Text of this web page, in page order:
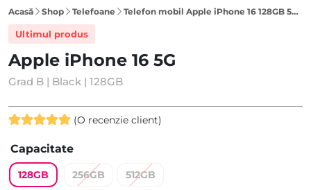
Acasă Shop Telefoane Telefon mobil Apple iPhone 16 128GB 5G, Black
Ultimul produs
Apple iPhone 16 5G
Grad B | Black | 128GB
5.00din 5
pe baza
unei singure
(O recenzie client)
Capacitate
128GB 256GB 512GB